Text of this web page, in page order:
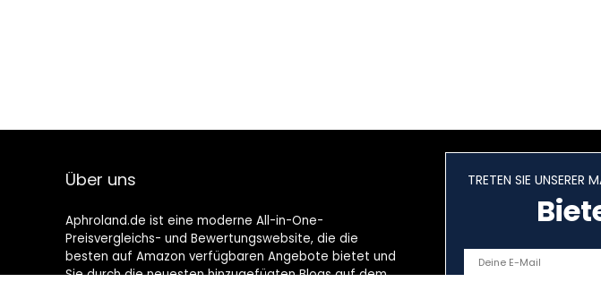
Über uns
Aphroland.de ist eine moderne All-in-One-
Preisvergleichs- und Bewertungswebsite, die die
besten auf Amazon verfügbaren Angebote bietet und
Sie durch die neuesten hinzugefügten Blogs auf dem
TRETEN SIE UNSERER